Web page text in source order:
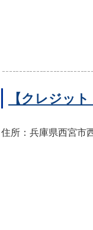
【クレジッ
住所：兵庫県西宮市